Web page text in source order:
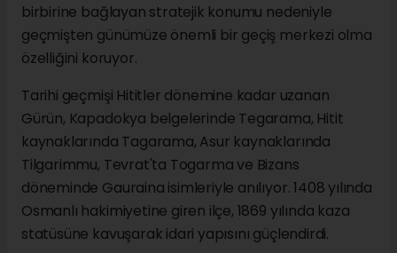
birbirine bağlayan stratejik konumu nedeniyle
geçmişten günümüze önemli bir geçiş merkezi olma
özelliğini koruyor.
Tarihi geçmişi Hititler dönemine kadar uzanan
Gürün, Kapadokya belgelerinde Tegarama, Hitit
kaynaklarında Tagarama, Asur kaynaklarında
Tilgarimmu, Tevrat'ta Togarma ve Bizans
döneminde Gauraina isimleriyle anılıyor. 1408 yılında
Osmanlı hakimiyetine giren ilçe, 1869 yılında kaza
statüsüne kavuşarak idari yapısını güçlendirdi.